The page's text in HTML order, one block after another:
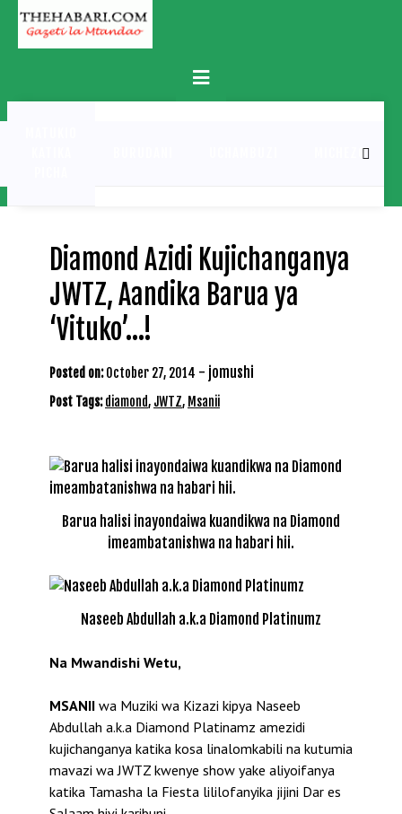
Skip
content
Primary
Menu
MICHEZO
Diamond Azidi Kujichanganya
JWTZ, Aandika Barua ya
‘Vituko’…!
Posted on: October 27, 2014 - jomushi
Post Tags:diamond, JWTZ, Msanii
Barua halisi inayondaiwa kuandikwa na Diamond
imeambatanishwa na habari hii.
Naseeb Abdullah a.k.a Diamond Platinumz
Na Mwandishi Wetu,
MSANII wa Muziki wa Kizazi kipya Naseeb
Abdullah a.k.a Diamond Platinamz amezidi
kujichanganya katika kosa linalomkabili na kutumia
mavazi wa JWTZ kwenye show yake aliyoifanya
katika Tamasha la Fiesta lililofanyika jijini Dar es